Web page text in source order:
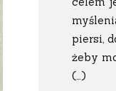
piersi,
żeby
(…)